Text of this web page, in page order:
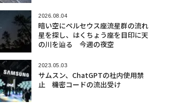
2026.08.04
暗い空にペルセウス座流星群の流れ
星を探し、はくちょう座を目印に天
の川を辿る 今週の夜空
2023.05.03
サムスン、ChatGPTの社内使用禁
止 機密コードの流出受け